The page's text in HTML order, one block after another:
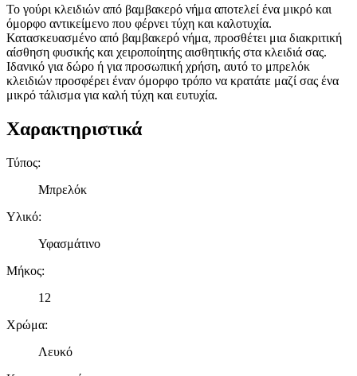
Το γούρι κλειδιών από βαμβακερό νήμα αποτελεί ένα μικρό και
όμορφο αντικείμενο που φέρνει τύχη και καλοτυχία.
Κατασκευασμένο από βαμβακερό νήμα, προσθέτει μια διακριτική
αίσθηση φυσικής και χειροποίητης αισθητικής στα κλειδιά σας.
Ιδανικό για δώρο ή για προσωπική χρήση, αυτό το μπρελόκ
κλειδιών προσφέρει έναν όμορφο τρόπο να κρατάτε μαζί σας ένα
μικρό τάλισμα για καλή τύχη και ευτυχία.
Χαρακτηριστικά
Τύπος:
Μπρελόκ
Υλικό:
Υφασμάτινο
Μήκος:
12
Χρώμα:
Λευκό